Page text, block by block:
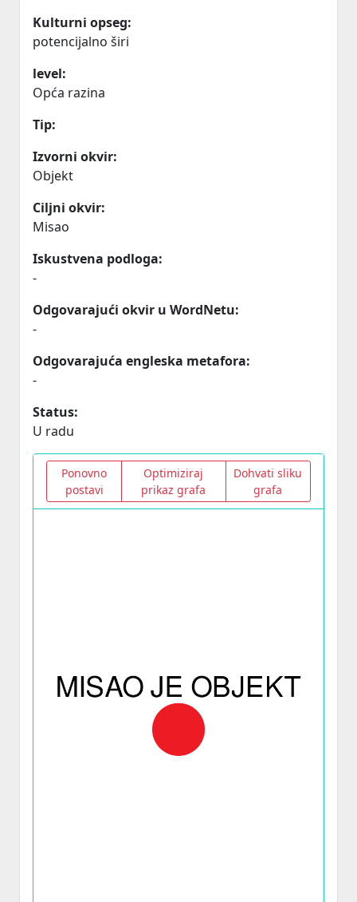
Kulturni opseg:
potencijalno širi
level:
Opća razina
Tip:
Izvorni okvir:
Objekt
Ciljni okvir:
Misao
Iskustvena podloga:
-
Odgovarajući okvir u WordNetu:
-
Odgovarajuća engleska metafora:
-
Status:
U radu
Ponovno
postavi
Optimiziraj
prikaz grafa
Dohvati sliku
grafa